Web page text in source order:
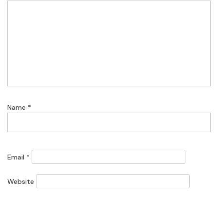
Name *
Email *
Website